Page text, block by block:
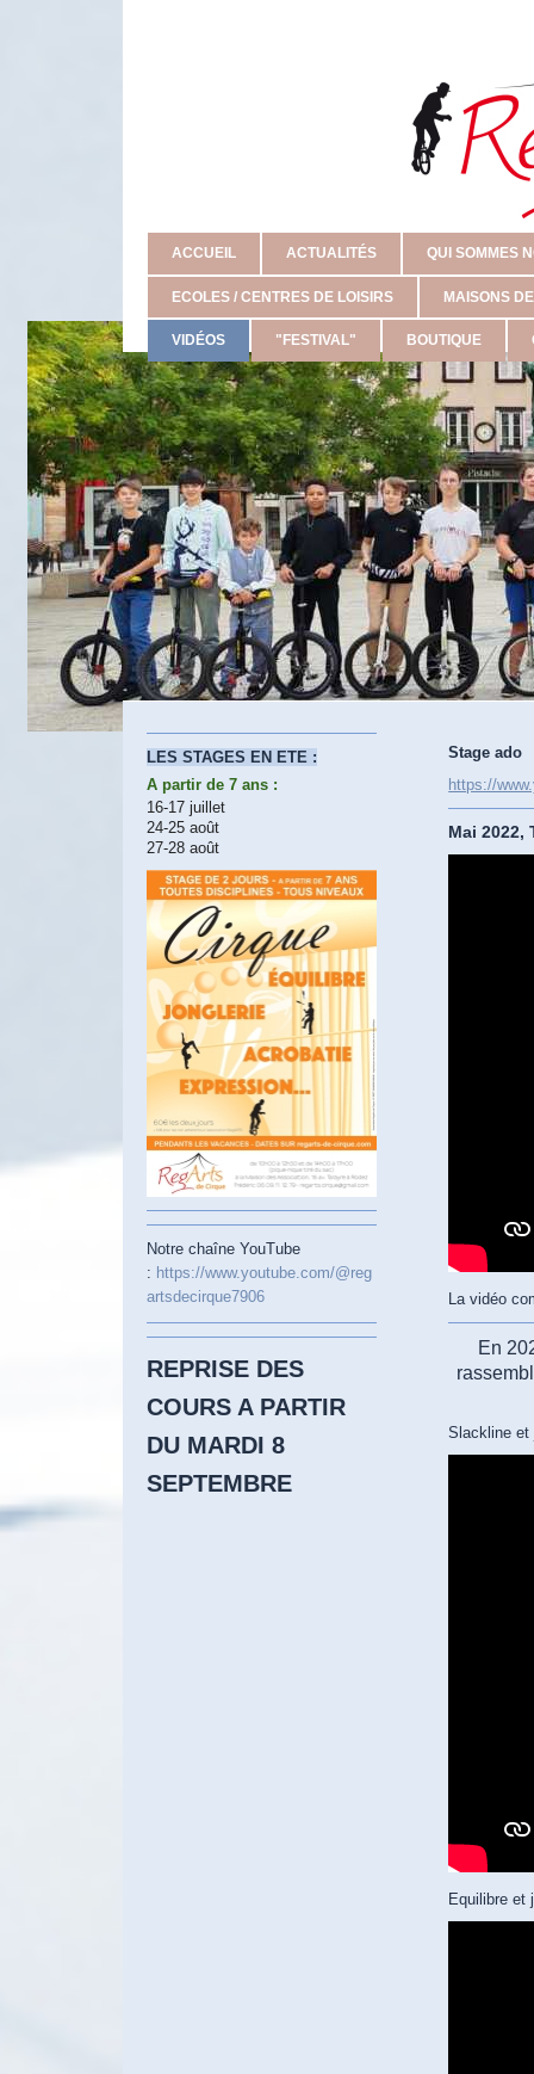
ACCUEIL ACTUALITÉS QUI SOMMES
ECOLES / CENTRES DE LOISIRS MAISONS
VIDÉOS "FESTIVAL" BOUTIQUE
Stage ado
https://
Mai 2022,
La vidéo
En
Slackline et
Equilibre et
LES STAGES EN ETE :
A partir de 7 ans :
16-17 juillet
24-25 août
27-28 août
Notre chaîne YouTube
: https://www.youtube.com/@reg
artsdecirque7906
REPRISE DES
COURS A PARTIR
DU MARDI 8
SEPTEMBRE